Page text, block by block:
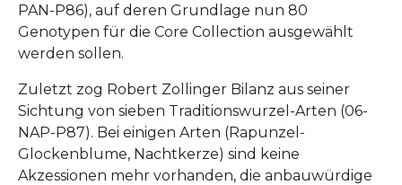
PAN-P86), auf deren Grundlage nun 80
Genotypen für die Core Collection ausgewählt
werden sollen.
Zuletzt zog Robert Zollinger Bilanz aus seiner
Sichtung von sieben Traditionswurzel-Arten (06-
NAP-P87). Bei einigen Arten (Rapunzel-
Glockenblume, Nachtkerze) sind keine
Akzessionen mehr vorhanden, die anbauwürdige